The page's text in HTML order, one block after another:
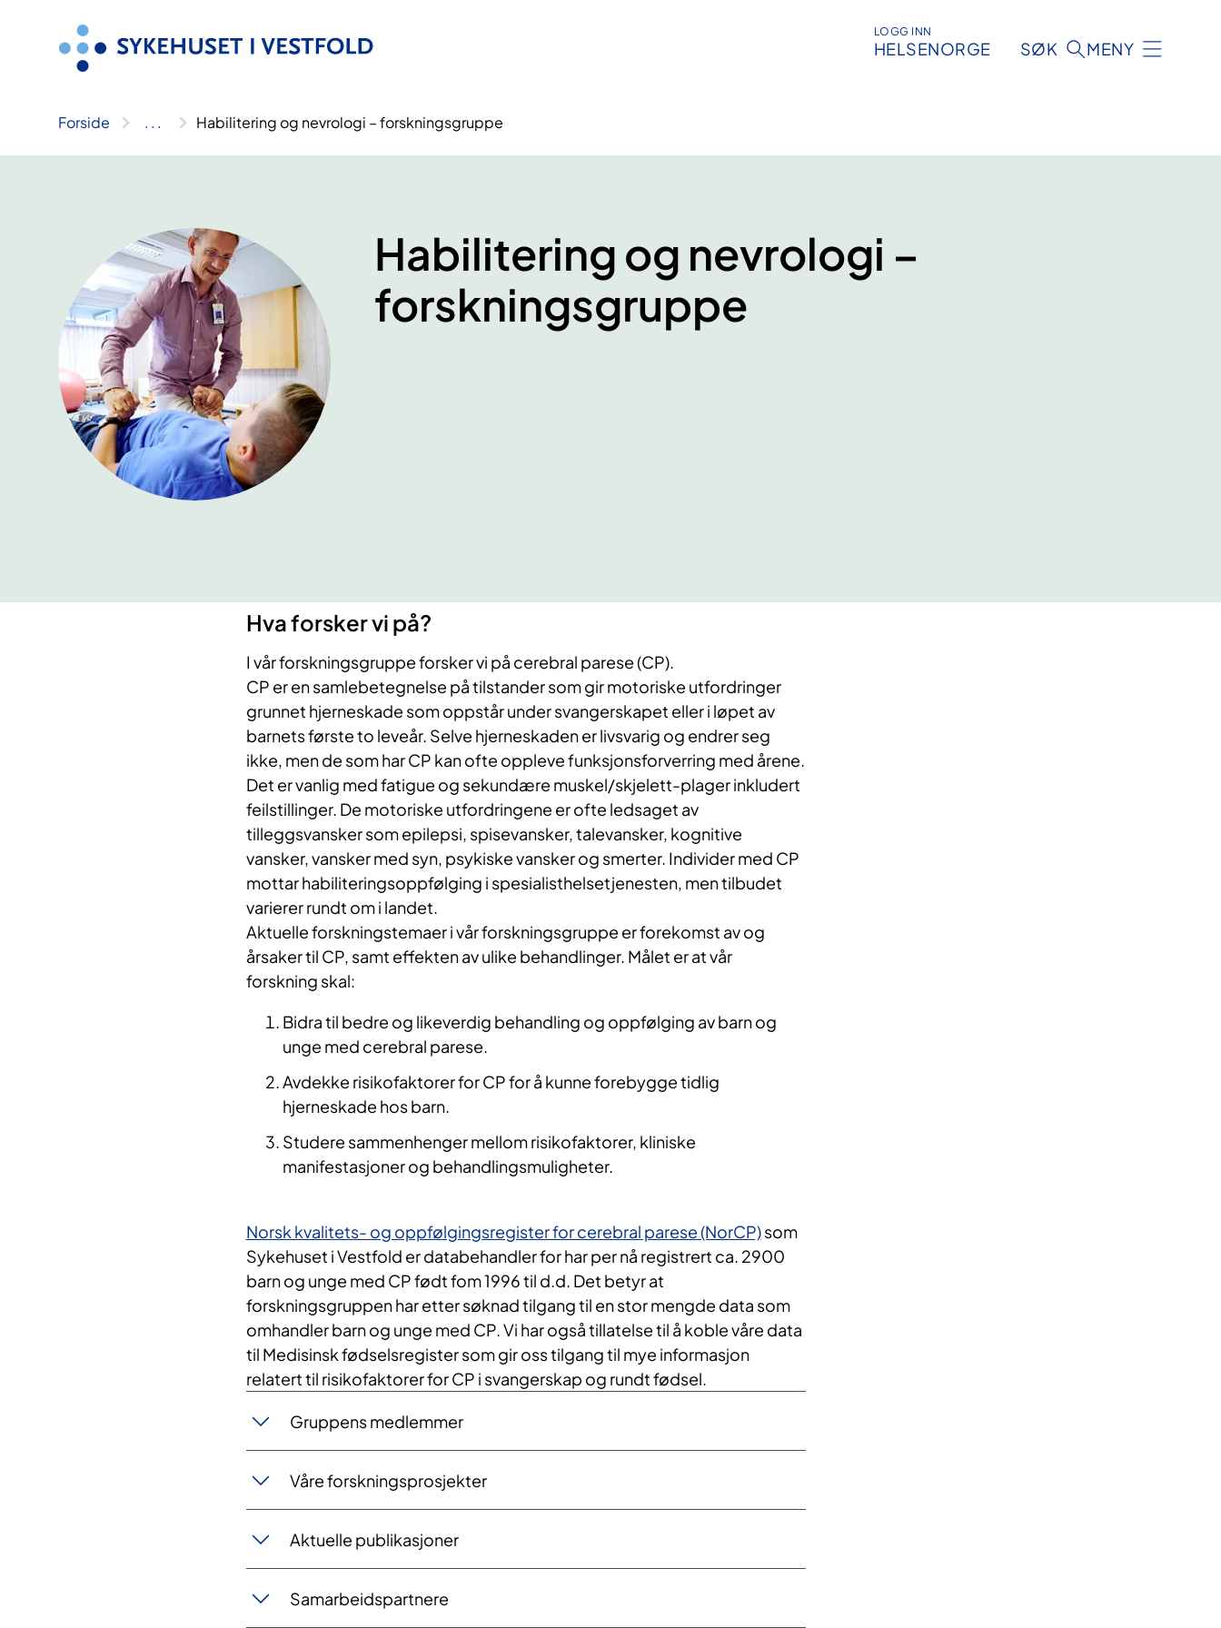
LOGG INN
HELSENORGE SØK MENY
Forside .. . Habilitering og nevrologi – forskningsgruppe
Habilitering og nevrologi –
forskningsgruppe
​Hva forsker vi på?
I vår forskningsgruppe forsker vi på cerebral parese (CP).
CP er en samlebetegnelse på tilstander som gir motoriske utfordringer
grunnet hjerneskade som oppstår under svangerskapet eller i løpet av
barnets første to leveår. Selve hjerneskaden er livsvarig og endrer seg
ikke, men de som har CP kan ofte oppleve funksjonsforverring med årene.
Det er vanlig med fatigue og sekundære muskel/skjelett-plager inkludert
feilstillinger. De motoriske utfordringene er ofte ledsaget av
tilleggsvansker som epilepsi, spisevansker, talevansker, kognitive
vansker, vansker med syn, psykiske vansker og smerter. Individer med CP
mottar habiliteringsoppfølging i spesialisthelsetjenesten, men tilbudet
varierer rundt om i landet.
Aktuelle forskningstemaer i vår forskningsgruppe er forekomst av og
årsaker til CP, samt effekten av ulike behandlinger. Målet er at vår
forskning skal:
Bidra til bedre og likeverdig behandling og oppfølging av barn og
unge med cerebral parese.
Avdekke risikofaktorer for CP for å kunne forebygge tidlig
hjerneskade hos barn.
Studere sammenhenger mellom risikofaktorer, kliniske
manifestasjoner og behandlingsmuligheter.
Norsk kvalitets- og oppfølgingsregister for cerebral parese (NorCP)som
Sykehuset i Vestfold er databehandler for har per nå registrert ca. 2900
barn og unge med CP født fom 1996 til d.d. Det betyr at
forskningsgruppen har etter søknad tilgang til en stor mengde data som
omhandler barn og unge med CP. Vi har også tillatelse til å koble våre data
til Medisinsk fødselsregister som gir oss tilgang til mye informasjon
relatert til risikofaktorer for CP i svangerskap og rundt fødsel.
Gruppens medlemmer
Våre forskningsprosjekter
Aktuelle publikasjoner
Samarbeidspartnere